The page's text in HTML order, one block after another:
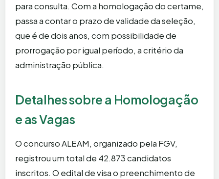
para consulta. Com a homologação do certame,
passa a contar o prazo de validade da seleção,
que é de dois anos, com possibilidade de
prorrogação por igual período, a critério da
administração pública.
Detalhes sobre a Homologação
e as Vagas
O concurso ALEAM, organizado pela FGV,
registrou um total de 42.873 candidatos
inscritos. O edital de visa o preenchimento de